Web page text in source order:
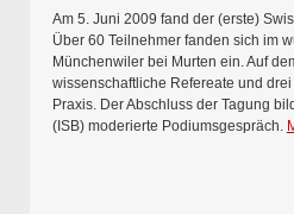
Am 5. Juni 2009 fand der (erste)
Über 60 Teilnehmer fanden sich im
Münchenwiler bei Murten ein. Auf
wissenschaftliche Refereate und
Praxis. Der Abschluss der Tagung
(ISB) moderierte Podiumsgespräch.